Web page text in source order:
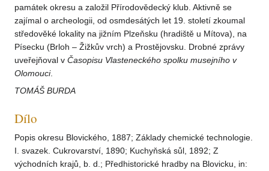
památek okresu a založil Přírodovědecký klub. Aktivně se
zajímal o archeologii, od osmdesátých let 19. století zkoumal
středověké lokality na jižním Plzeňsku (hradiště u Mítova), na
Písecku (Brloh – Žižkův vrch) a Prostějovsku. Drobné zprávy
uveřejňoval v Časopisu Vlasteneckého spolku musejního v
Olomouci.
TOMÁŠ BURDA
Dílo
Popis okresu Blovického, 1887; Základy chemické technologie.
I. svazek. Cukrovarství, 1890; Kuchyňská sůl, 1892; Z
východních krajů, b. d.; Předhistorické hradby na Blovicku, in: